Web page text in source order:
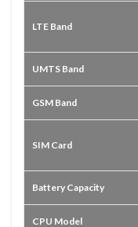
LTE Band
UMTS Band
GSM Band
SIM Card
Battery Capacity
CPU Model